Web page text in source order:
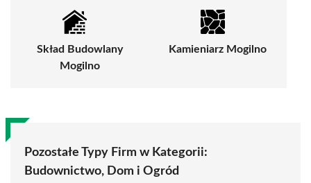
Skład Budowlany
Mogilno
Kamieniarz Mogilno
Pozostałe Typy Firm w Kategorii:
Budownictwo, Dom i Ogród